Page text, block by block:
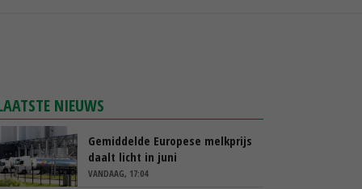
NIEUWS
Gemiddelde Europese melkprijs
daalt licht in juni
VANDAAG, 17:04